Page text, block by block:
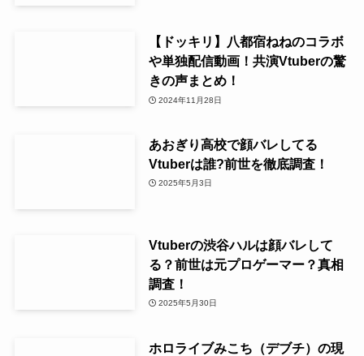
【ドッキリ】八都宿ねねのコラボ
や単独配信動画！共演Vtuberの驚
きの声まとめ！
2024年11月28日
あおぎり高校で顔バレしてる
Vtuberは誰?前世を徹底調査！
2025年5月3日
Vtuberの渋谷ハルは顔バレして
る？前世は元プロゲーマー？真相
調査！
2025年5月30日
ホロライブみこち（デブチ）の現